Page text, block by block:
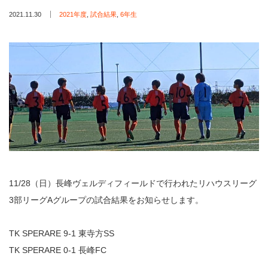
2021.11.30 2021年度 試合結果 6年生
11/28（日）長峰ヴェルディフィールドで行われたリハウスリーグ
3部リーグAグループの試合結果をお知らせします。
TK SPERARE 9-1 東寺方SS
TK SPERARE 0-1 長峰FC